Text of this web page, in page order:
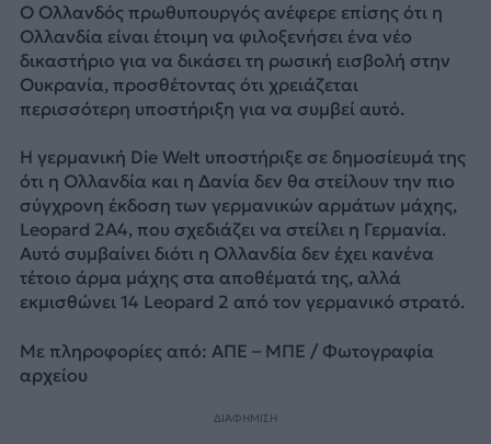
Ο Ολλανδός πρωθυπουργός ανέφερε επίσης ότι η
Ολλανδία είναι έτοιμη να φιλοξενήσει ένα νέο
δικαστήριο για να δικάσει τη ρωσική εισβολή στην
Ουκρανία, προσθέτοντας ότι χρειάζεται
περισσότερη υποστήριξη για να συμβεί αυτό.
Η γερμανική Die Welt υποστήριξε σε δημοσίευμά της
ότι η Ολλανδία και η Δανία δεν θα στείλουν την πιο
σύγχρονη έκδοση των γερμανικών αρμάτων μάχης,
Leopard 2A4, που σχεδιάζει να στείλει η Γερμανία.
Αυτό συμβαίνει διότι η Ολλανδία δεν έχει κανένα
τέτοιο άρμα μάχης στα αποθέματά της, αλλά
εκμισθώνει 14 Leopard 2 από τον γερμανικό στρατό.
Με πληροφορίες από: ΑΠΕ – ΜΠΕ / Φωτογραφία
αρχείου
ΔΙΑΦΗΜΙΣΗ